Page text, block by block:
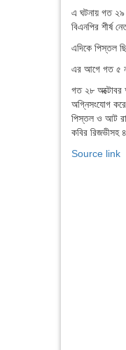
এ ঘটনায় গত ২৯
বিএনপির শীর্ষ
এদিকে পিস্তল
এর আগে গত ৫
গত ২৮ অক্টোবর
অগ্নিসংযোগ
পিস্তল ও আট
কবির রিজভীসহ
Source link